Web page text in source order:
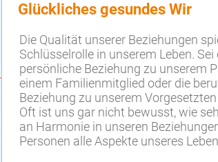
Glückliches gesundes Wir
Die Qualität unserer Beziehungen
Schlüsselrolle in unserem Leben. Sei
persönliche Beziehung zu unserem
einem Familienmitglied oder die
Beziehung zu unserem
Oft ist uns gar nicht bewusst, wie
an Harmonie in unseren
Personen alle Aspekte unseres